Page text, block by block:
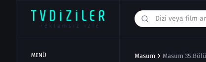
MENÜ Masum Masum